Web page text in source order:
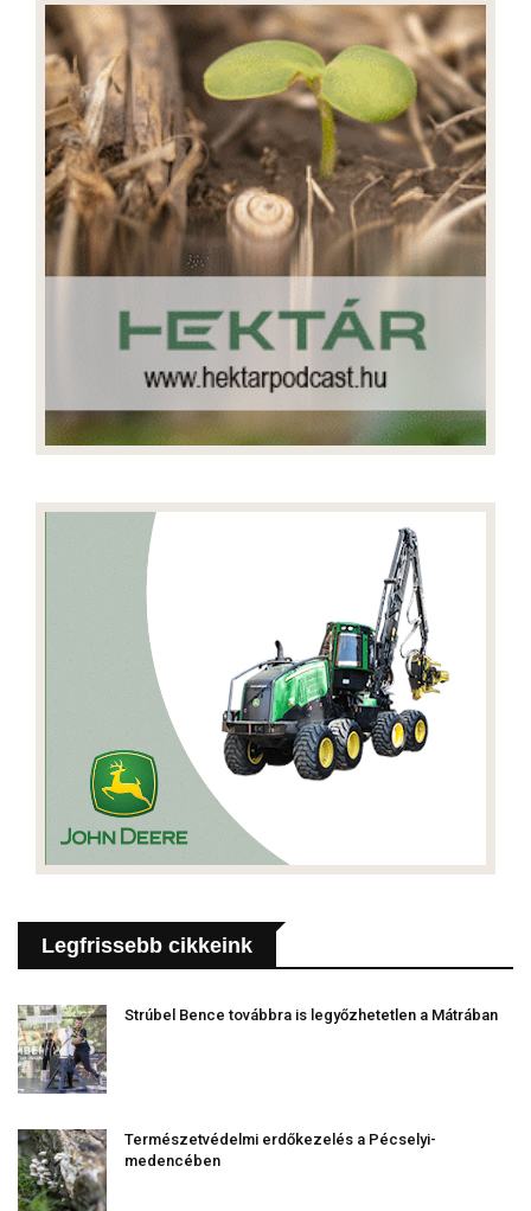
Legfrissebb cikkeink
Strúbel Bence továbbra is legyőzhetetlen a Mátrában
Természetvédelmi erdőkezelés a Pécselyi-
medencében